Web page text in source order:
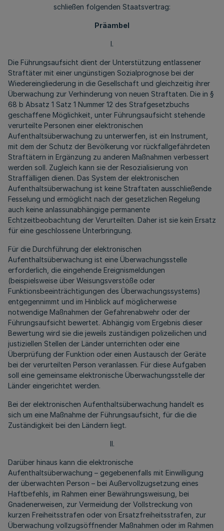
schließen folgenden Staatsvertrag:
Präambel
I.
Die Führungsaufsicht dient der Unterstützung entlassener
Straftäter mit einer ungünstigen Sozialprognose bei der
Wiedereingliederung in die Gesellschaft und gleichzeitig ihrer
Überwachung zur Verhinderung von neuen Straftaten. Die in §
68 b Absatz 1 Satz 1 Nummer 12 des Strafgesetzbuchs
geschaffene Möglichkeit, unter Führungsaufsicht stehende
verurteilte Personen einer elektronischen
Aufenthaltsüberwachung zu unterwerfen, ist ein Instrument,
mit dem der Schutz der Bevölkerung vor rückfallgefährdeten
Straftätern in Ergänzung zu anderen Maßnahmen verbessert
werden soll. Zugleich kann sie der Resozialisierung von
Straffälligen dienen. Das System der elektronischen
Aufenthaltsüberwachung ist keine Straftaten ausschließende
Fesselung und ermöglicht nach der gesetzlichen Regelung
auch keine anlassunabhängige permanente
Echtzeitbeobachtung der Verurteilten. Daher ist sie kein Ersatz
für eine geschlossene Unterbringung.
Für die Durchführung der elektronischen
Aufenthaltsüberwachung ist eine Überwachungsstelle
erforderlich, die eingehende Ereignismeldungen
(beispielsweise über Weisungsverstöße oder
Funktionsbeeinträchtigungen des Überwachungssystems)
entgegennimmt und im Hinblick auf möglicherweise
notwendige Maßnahmen der Gefahrenabwehr oder der
Führungsaufsicht bewertet. Abhängig vom Ergebnis dieser
Bewertung wird sie die jeweils zuständigen polizeilichen und
justiziellen Stellen der Länder unterrichten oder eine
Überprüfung der Funktion oder einen Austausch der Geräte
bei der verurteilten Person veranlassen. Für diese Aufgaben
soll eine gemeinsame elektronische Überwachungsstelle der
Länder eingerichtet werden.
Bei der elektronischen Aufenthaltsüberwachung handelt es
sich um eine Maßnahme der Führungsaufsicht, für die die
Zuständigkeit bei den Ländern liegt.
II.
Darüber hinaus kann die elektronische
Aufenthaltsüberwachung – gegebenenfalls mit Einwilligung
der überwachten Person – bei Außervollzugsetzung eines
Haftbefehls, im Rahmen einer Bewährungsweisung, bei
Gnadenerweisen, zur Vermeidung der Vollstreckung von
kurzen Freiheitsstrafen oder von Ersatzfreiheitsstrafen, zur
Überwachung vollzugsöffnender Maßnahmen oder im Rahmen